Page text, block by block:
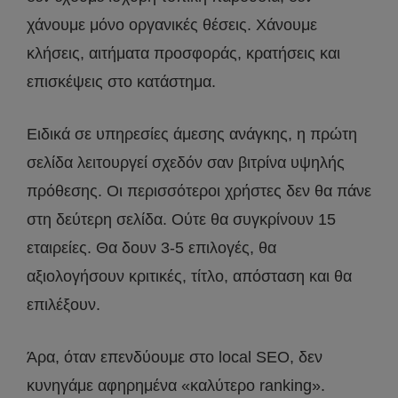
χάνουμε μόνο οργανικές θέσεις. Χάνουμε
κλήσεις, αιτήματα προσφοράς, κρατήσεις και
επισκέψεις στο κατάστημα.
Ειδικά σε υπηρεσίες άμεσης ανάγκης, η πρώτη
σελίδα λειτουργεί σχεδόν σαν βιτρίνα υψηλής
πρόθεσης. Οι περισσότεροι χρήστες δεν θα πάνε
στη δεύτερη σελίδα. Ούτε θα συγκρίνουν 15
εταιρείες. Θα δουν 3-5 επιλογές, θα
αξιολογήσουν κριτικές, τίτλο, απόσταση και θα
επιλέξουν.
Άρα, όταν επενδύουμε στο local SEO, δεν
κυνηγάμε αφηρημένα «καλύτερο ranking».